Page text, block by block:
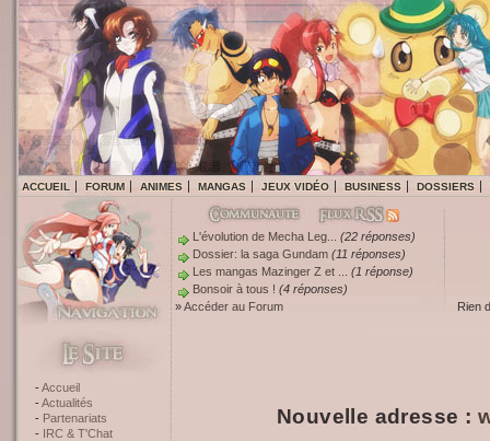
ACCUEIL FORUM ANIMES MANGAS JEUX VIDÉO BUSINESS DOSSIERS
L'évolution de Mecha Leg...
(22 réponses)
Dossier: la saga Gundam (11 réponses)
Les mangas Mazinger Z et ...
(1 réponse)
Bonsoir à tous ! (4 réponses)
»Accéder au Forum Rien
Accueil
Actualités
Partenariats
IRC & T'Chat
Nouvelle adresse :